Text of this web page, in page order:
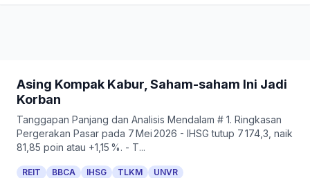
Asing Kompak Kabur, Saham-saham Ini Jadi
Korban
Tanggapan Panjang dan Analisis Mendalam # 1. Ringkasan
Pergerakan Pasar pada 7 Mei 2026 - IHSG tutup 7 174,3, naik
81,85 poin atau +1,15 %. - T...
REIT BBCA IHSG TLKM UNVR